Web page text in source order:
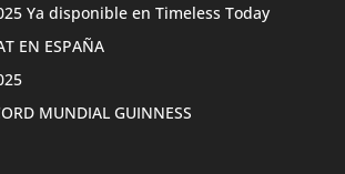
Ya disponible en Timeless Today
EN ESPAÑA
MUNDIAL GUINNESS